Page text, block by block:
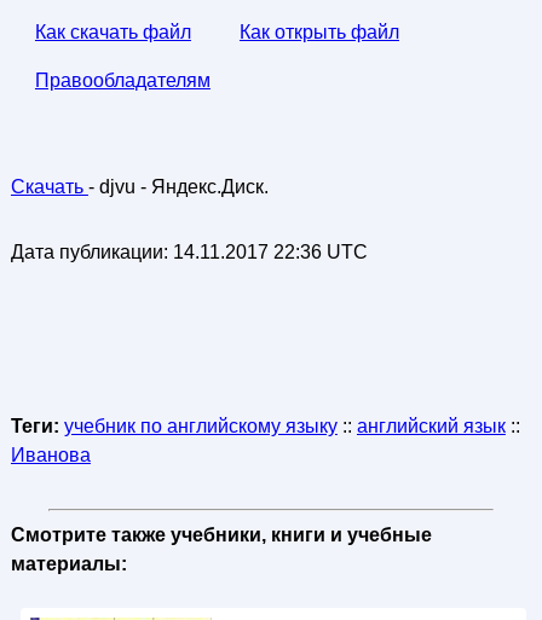
Как скачать файл Как открыть файл
Правообладателям
Скачать - djvu - Яндекс.Диск.
Дата публикации: 14.11.2017 22:36 UTC
Теги: учебник по английскому языку:: английский язык::
Иванова
Смотрите также учебники, книги и учебные
материалы: